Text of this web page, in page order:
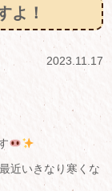
よ！
2023.11.17
近いきなり寒くな